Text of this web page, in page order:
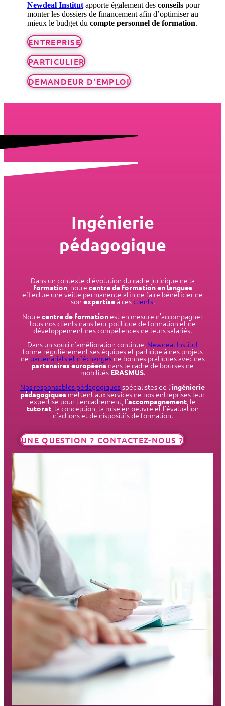
Newdeal Institut apporte également des conseils pour
monter les dossiers de financement afin d’optimiser au
mieux le budget du compte personnel de formation.
ENTREPRISE
PARTICULIER
DEMANDEUR D'EMPLOI
Ingénierie
pédagogique
Dans un contexte d’évolution du cadre juridique de la
formation, notre centre de formation en langues
effectue une veille permanente afin de faire bénéficier de
son expertiseà cesclients.
Notre centre de formationest en mesure d’accompagner
tous nos clients dans leur politique de formation et de
développement des compétences de leurs salariés.
Dans un souci d’amélioration continue, Newdeal Institut
forme régulièrement ses équipes et participe à des projets
de partenariats et d’échangesde bonnes pratiques avec des
partenaires européensdans le cadre de bourses de
mobilités ERASMUS.
Nos responsables pédagogiquesspécialistes de l’ingénierie
pédagogiquesmettent aux services de nos entreprises leur
expertise pour l’encadrement, l’accompagnement, le
tutorat, la conception, la mise en oeuvre et l’évaluation
d’actions et de dispositifs de formation.
UNE QUESTION ? CONTACTEZ-NOUS ?